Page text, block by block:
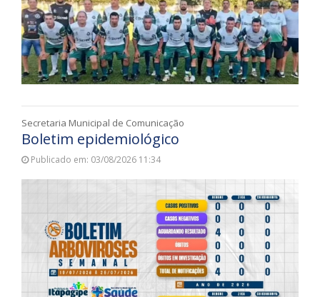
Secretaria Municipal de Comunicação
Boletim epidemiológico
Publicado em: 03/08/2026 11:34